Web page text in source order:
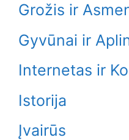
Grožis ir
Gyvūnai ir
Internetas ir
Istorija
Įvairūs